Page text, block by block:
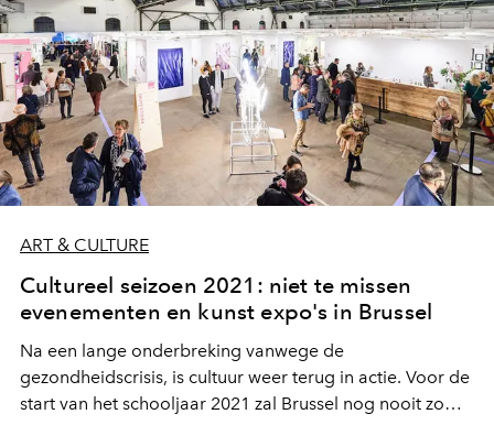
ART & CULTURE
Cultureel seizoen 2021: niet te missen
evenementen en kunst expo's in Brussel
Na een lange onderbreking vanwege de
gezondheidscrisis, is cultuur weer terug in actie. Voor de
start van het schooljaar 2021 zal Brussel nog nooit zo